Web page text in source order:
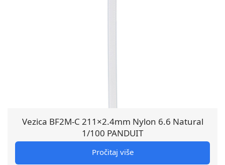
Vezica BF2M-C 211×2.4mm Nylon 6.6 Natural
1/100 PANDUIT
Pročitaj više